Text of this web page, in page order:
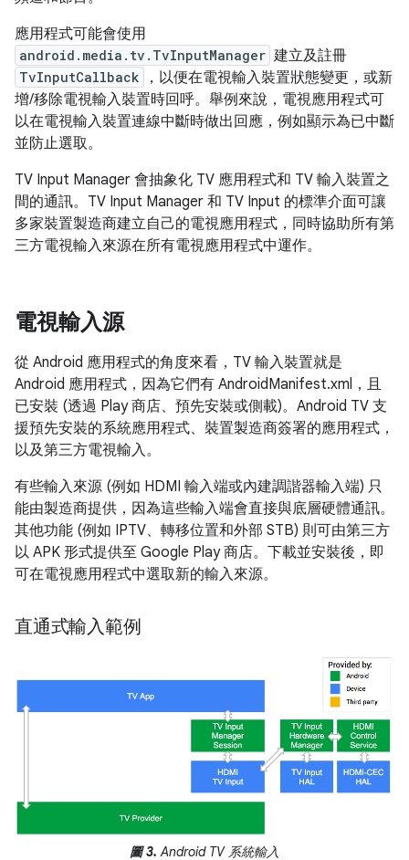
應用程式可能會使用
android.media.tv.TvInputManager 建立及註冊
TvInputCallback
，以便在電視輸入裝置狀態變更，或新
增/移除電視輸入裝置時回呼。舉例來說，電視應用程式可
以在電視輸入裝置連線中斷時做出回應，例如顯示為已中斷
並防止選取。
TV Input Manager 會抽象化 TV 應用程式和 TV 輸入裝置之
間的通訊。TV Input Manager 和 TV Input 的標準介面可讓
多家裝置製造商建立自己的電視應用程式，同時協助所有第
三方電視輸入來源在所有電視應用程式中運作。
電視輸入源
從 Android 應用程式的角度來看，TV 輸入裝置就是
Android 應用程式，因為它們有 AndroidManifest.xml，且
已安裝 (透過 Play 商店、預先安裝或側載)。Android TV 支
援預先安裝的系統應用程式、裝置製造商簽署的應用程式，
以及第三方電視輸入。
有些輸入來源 (例如 HDMI 輸入端或內建調諧器輸入端) 只
能由製造商提供，因為這些輸入端會直接與底層硬體通訊。
其他功能 (例如 IPTV、轉移位置和外部 STB) 則可由第三方
以 APK 形式提供至 Google Play 商店。下載並安裝後，即
可在電視應用程式中選取新的輸入來源。
直通式輸入範例
圖 3. Android TV 系統輸入